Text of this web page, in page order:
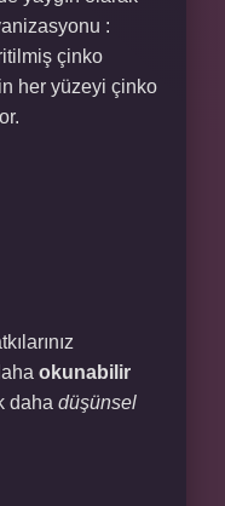
:
çinko
her yüzeyi çinko
okunabilir
daha düşünsel